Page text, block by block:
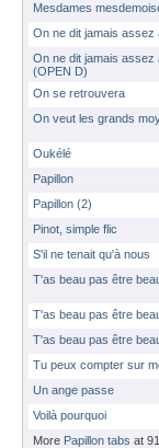
Mesdames
On ne dit jamais assez
On ne dit jamais assez
(OPEN D)
On se retrouvera
On veut les grands
Oukélé
Papillon
Papillon (2)
Pinot, simple flic
S'il ne tenait qu'à nous
T'as beau pas être
T'as beau pas être
T'as beau pas être
Tu peux compter sur
Un ange passe
Voilà pourquoi
More Papillon tabs at